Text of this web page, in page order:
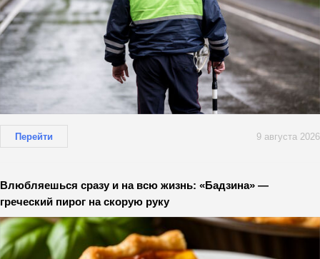
Перейти 9 августа 2026
Влюбляешься сразу и на всю жизнь: «Бадзина» —
греческий пирог на скорую руку